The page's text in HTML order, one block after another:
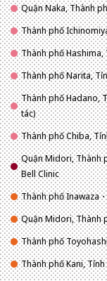
Quận Naka, Thành
Thành phố
Thành phố Hashima,
Thành phố Narita,
Thành phố Hadano,
tác)
Thành phố Chiba,
Quận Midori, Thành
Bell Clinic
Thành phố Inawaza
Quận Midori, Thành
Thành phố
Thành phố Kani,